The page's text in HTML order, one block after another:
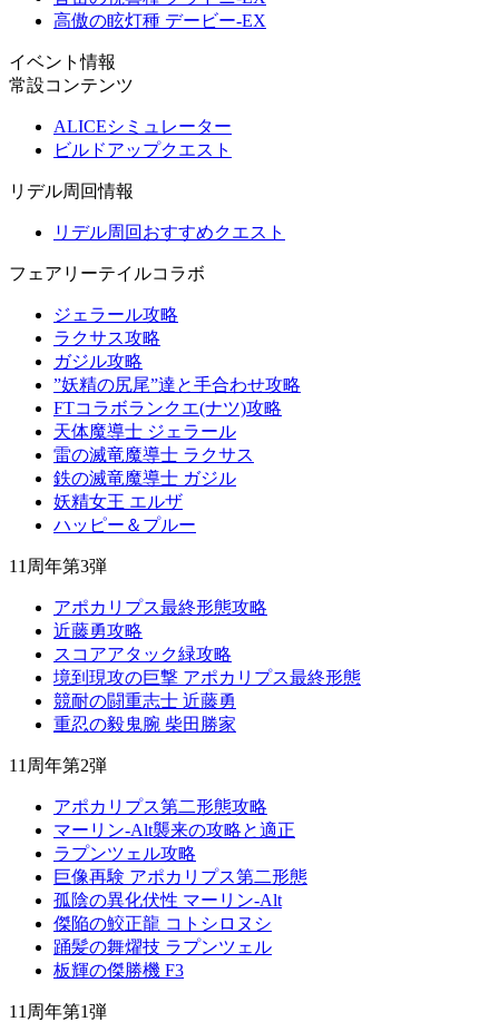
高傲の眩灯種 デービー-EX
イベント情報
常設コンテンツ
ALICEシミュレーター
ビルドアップクエスト
リデル周回情報
リデル周回おすすめクエスト
フェアリーテイルコラボ
ジェラール攻略
ラクサス攻略
ガジル攻略
”妖精の尻尾”達と手合わせ攻略
FTコラボランクエ(ナツ)攻略
天体魔導士 ジェラール
雷の滅竜魔導士 ラクサス
鉄の滅竜魔導士 ガジル
妖精女王 エルザ
ハッピー＆プルー
11周年第3弾
アポカリプス最終形態攻略
近藤勇攻略
スコアアタック緑攻略
境到現攻の巨撃 アポカリプス最終形態
競耐の闘重志士 近藤勇
重忍の毅鬼腕 柴田勝家
11周年第2弾
アポカリプス第二形態攻略
マーリン-Alt襲来の攻略と適正
ラプンツェル攻略
巨像再験 アポカリプス第二形態
孤陰の異化伏性 マーリン-Alt
傑陥の鮫正龍 コトシロヌシ
踊髪の舞燿技 ラプンツェル
板輝の傑勝機 F3
11周年第1弾